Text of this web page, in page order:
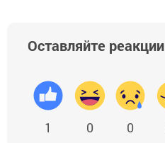
Оставляйте реакции
1 0 0